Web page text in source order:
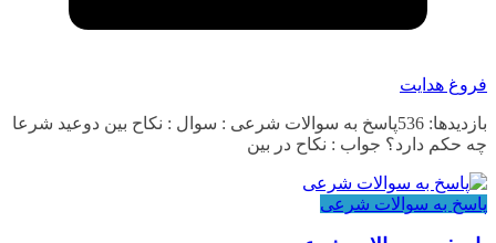
فروغ هدایت
بازدیدها: 536پاسخ به سوالات شرعی : سوال : نکاح بین دوعید شرعا
چه حکم دارد؟ جواب : نکاح در بین
پاسخ به سوالات شرعی